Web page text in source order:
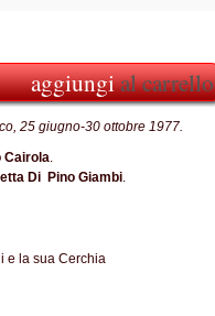
aggiungial carrello
25 giugno-30 ottobre 1977.
Cairola.
Di Pino Giambi.
e la sua Cerchia